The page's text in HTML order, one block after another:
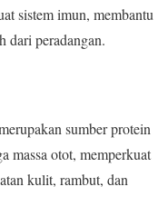
sistem imun, membantu
dari peradangan.
sumber protein
massa otot, memperkuat
kulit, rambut, dan